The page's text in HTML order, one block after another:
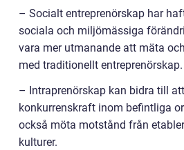
– Socialt entreprenörskap har
sociala och miljömässiga
vara mer utmanande att mäta
med traditionellt entreprenörskap.
– Intraprenörskap kan bidra till
konkurrenskraft inom befintliga
också möta motstånd från
kulturer.